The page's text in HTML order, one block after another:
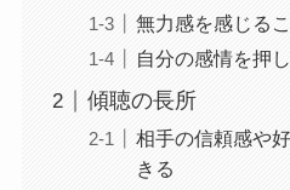
無力感を感じる
自分の感情を押
傾聴の長所
相手の信頼感や
きる